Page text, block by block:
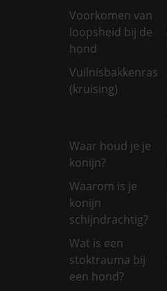
Voorkomen van
loopsheid bij de
hond
Vuilnisbakkenras
(kruising)
Waar houd je je
konijn?
Waarom is je
konijn
schijndrachtig?
Wat is een
stoktrauma bij
een hond?